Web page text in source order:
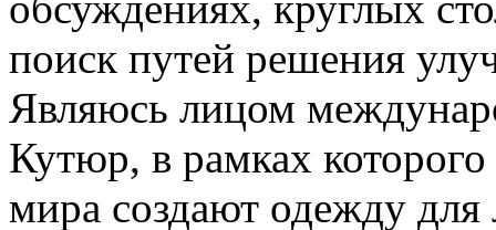
поиск путей решения
Являюсь лицом
Кутюр, в рамках
мира создают одежду